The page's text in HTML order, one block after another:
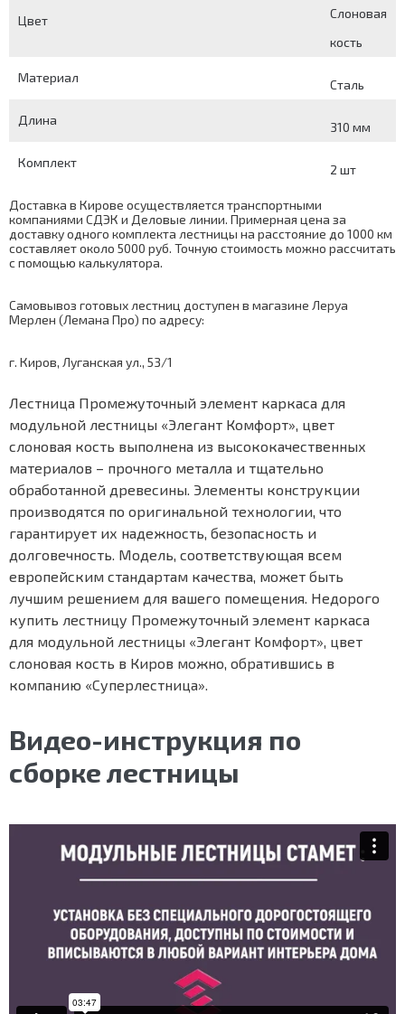
Цвет
Слоновая
кость
Материал Сталь
Длина 310 мм
Комплект 2 шт
Доставка в Кирове осуществляется транспортными
компаниями СДЭК и Деловые линии. Примерная цена за
доставку одного комплекта лестницы на расстояние до 1000 км
составляет около 5000 руб. Точную стоимость можно рассчитать
с помощью калькулятора.
Самовывоз готовых лестниц доступен в магазине Леруа
Мерлен (Лемана Про) по адресу:
г. Киров, Луганская ул., 53/1
Лестница Промежуточный элемент каркаса для
модульной лестницы «Элегант Комфорт», цвет
слоновая кость выполнена из высококачественных
материалов – прочного металла и тщательно
обработанной древесины. Элементы конструкции
производятся по оригинальной технологии, что
гарантирует их надежность, безопасность и
долговечность. Модель, соответствующая всем
европейским стандартам качества, может быть
лучшим решением для вашего помещения. Недорого
купить лестницу Промежуточный элемент каркаса
для модульной лестницы «Элегант Комфорт», цвет
слоновая кость в Киров можно, обратившись в
компанию «Суперлестница».
Видео-инструкция по
сборке лестницы